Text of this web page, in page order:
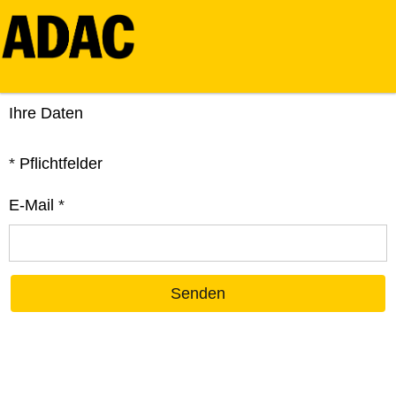
Ihre Daten
* Pflichtfelder
E-Mail *
Senden